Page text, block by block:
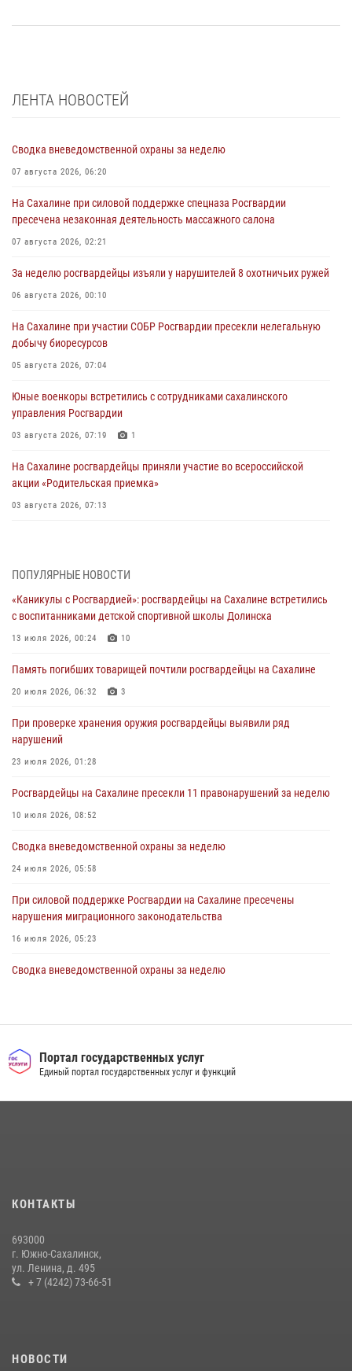
ЛЕНТА НОВОСТЕЙ
Сводка вневедомственной охраны за неделю
07 августа 2026, 06:20
На Сахалине при силовой поддержке спецназа Росгвардии
пресечена незаконная деятельность массажного салона
07 августа 2026, 02:21
За неделю росгвардейцы изъяли у нарушителей 8 охотничьих ружей
06 августа 2026, 00:10
На Сахалине при участии СОБР Росгвардии пресекли нелегальную
добычу биоресурсов
05 августа 2026, 07:04
Юные военкоры встретились с сотрудниками сахалинского
управления Росгвардии
03 августа 2026, 07:19 1
На Сахалине росгвардейцы приняли участие во всероссийской
акции «Родительская приемка»
03 августа 2026, 07:13
31 июля 2026, 06:56
Сахалинские росгвардейцы стали лучшими на чемпионате
методические сборы с сотрудниками контрольно-технических
пунктов
30 июля 2026, 07:18
ПОПУЛЯРНЫЕ НОВОСТИ
«Каникулы с Росгвардией»: росгвардейцы на Сахалине встретились
с воспитанниками детской спортивной школы Долинска
13 июля 2026, 00:24 10
Память погибших товарищей почтили росгвардейцы на Сахалине
20 июля 2026, 06:32 3
При проверке хранения оружия росгвардейцы выявили ряд
нарушений
23 июля 2026, 01:28
Росгвардейцы на Сахалине пресекли 11 правонарушений за неделю
10 июля 2026, 08:52
Сводка вневедомственной охраны за неделю
24 июля 2026, 05:58
При силовой поддержке Росгвардии на Сахалине пресечены
нарушения миграционного законодательства
16 июля 2026, 05:23
Сводка вневедомственной охраны за неделю
В Управлении Росгвардии по Сахалинской области прошли учебно-
пунктов
30 июля 2026, 07:18 2
Портал государственных услуг
Единый портал государственных услуг и функций
КОНТАКТЫ
693000
г. Южно-Сахалинск,
ул. Ленина, д. 495
+ 7 (4242) 73-66-51
НОВОСТИ